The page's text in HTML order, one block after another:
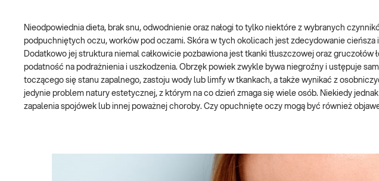
Nieodpowiednia dieta, brak snu, odwodnienie oraz nałogi to tylko niektóre z wybranych
podpuchniętych oczu, worków pod oczami. Skóra w tych okolicach jest zdecydowanie cieńsza
Dodatkowo jej struktura niemal całkowicie pozbawiona jest tkanki tłuszczowej oraz
podatność na podrażnienia i uszkodzenia. Obrzęk powiek zwykle bywa niegroźny i ustępuje
toczącego się stanu zapalnego, zastoju wody lub limfy w tkankach, a także wynikać z
jedynie problem natury estetycznej, z którym na co dzień zmaga się wiele osób. Niekiedy
zapalenia spojówek lub innej poważnej choroby. Czy opuchnięte oczy mogą być również